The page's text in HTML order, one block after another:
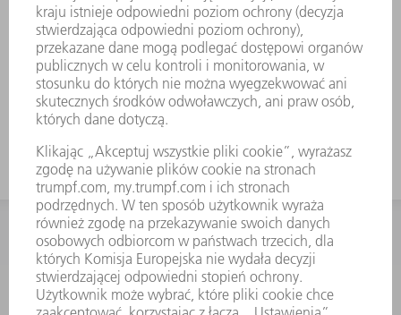
Za pomocą jednego zestawu można
uzyskać wytłoczenia 4, 6, 8 lub 10
mm z 90° do 90° (gięcie z dociskiem)
lub w gięciu swobodnym różne
wytłoczenia i kąty >90°.
KONTAKT
Dział Części Zamiennych i Narzędzi
48225753936
8.00 - 17.00